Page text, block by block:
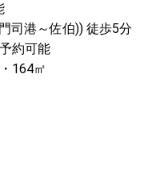
司港～佐伯)) 徒歩5分
約可能
164㎡